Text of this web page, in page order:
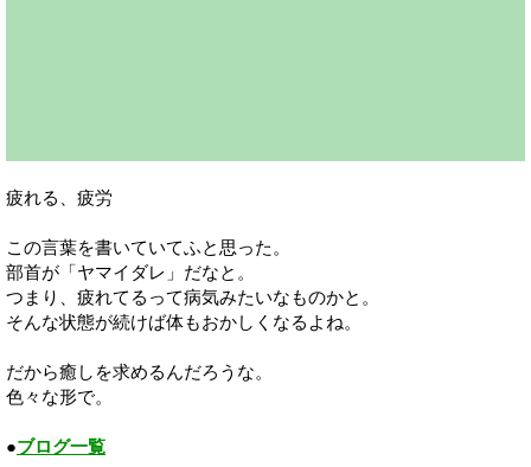
疲れる、疲労
この言葉を書いていてふと思った。
部首が「ヤマイダレ」だなと。
つまり、疲れてるって病気みたいなものかと。
そんな状態が続けば体もおかしくなるよね。
だから癒しを求めるんだろうな。
色々な形で。
●ブログ一覧